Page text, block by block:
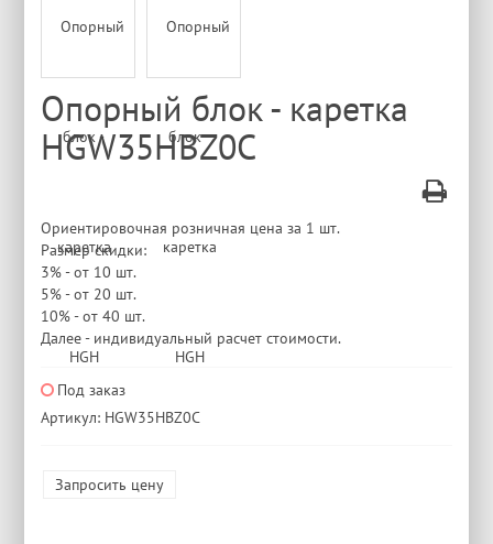
Опорный блок - каретка
HGW35HBZ0C
Ориентировочная розничная цена за 1 шт.
Размер скидки:
3% - от 10 шт.
5% - от 20 шт.
10% - от 40 шт.
Далее - индивидуальный расчет стоимости.
Под заказ
Артикул: HGW35HBZ0C
Запросить цену